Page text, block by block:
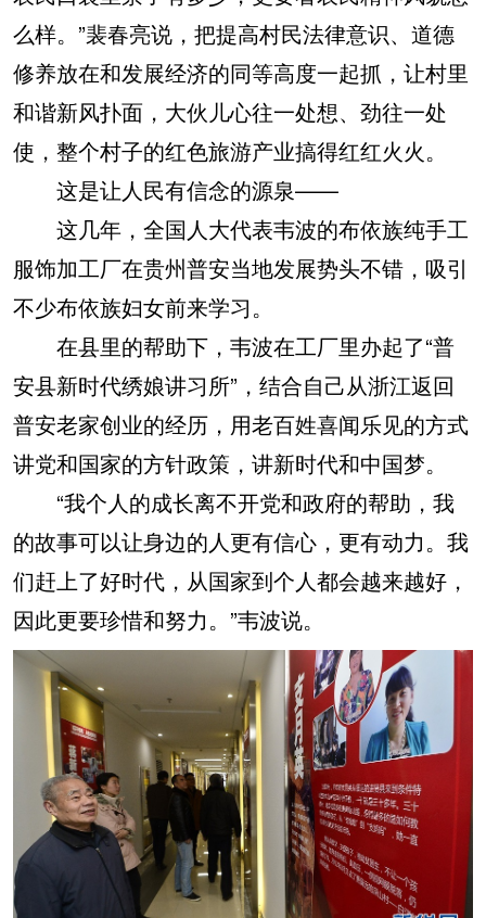
么样。”裴春亮说，把提高村民法律意识、道德
修养放在和发展经济的同等高度一起抓，让村里
和谐新风扑面，大伙儿心往一处想、劲往一处
使，整个村子的红色旅游产业搞得红红火火。
这是让人民有信念的源泉——
这几年，全国人大代表韦波的布依族纯手工
服饰加工厂在贵州普安当地发展势头不错，吸引
不少布依族妇女前来学习。
在县里的帮助下，韦波在工厂里办起了“普
安县新时代绣娘讲习所”，结合自己从浙江返回
普安老家创业的经历，用老百姓喜闻乐见的方式
讲党和国家的方针政策，讲新时代和中国梦。
“我个人的成长离不开党和政府的帮助，我
的故事可以让身边的人更有信心，更有动力。我
们赶上了好时代，从国家到个人都会越来越好，
因此更要珍惜和努力。”韦波说。